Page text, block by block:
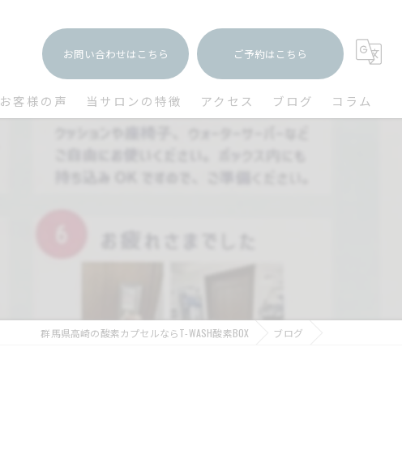
お問い合わせはこちら ご予約はこちら
お客様の声 当サロンの特徴 アクセス ブログ コラム
群馬県高崎の酸素カプセルならT-WASH酸素BOX ブログ